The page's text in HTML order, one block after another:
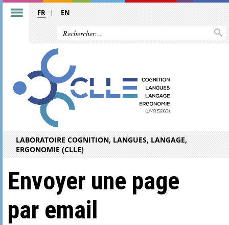
FR EN
LABORATOIRE COGNITION, LANGUES, LANGAGE,
ERGONOMIE (CLLE)
Envoyer une page
par email